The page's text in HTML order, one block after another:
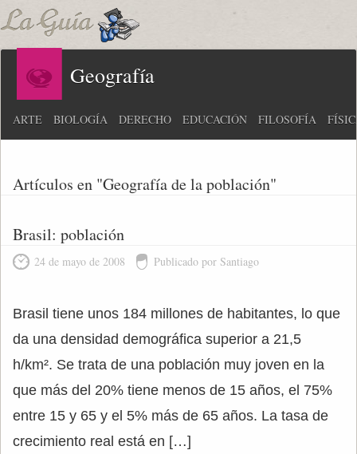
Geografía
ARTE BIOLOGÍA DERECHO EDUCACIÓN FILOSOFÍA
Artículos en "Geografía de la población"
Brasil: población
24 de mayo de 2008 Publicado por Santiago
Brasil tiene unos 184 millones de habitantes, lo que
da una densidad demográfica superior a 21,5
h/km². Se trata de una población muy joven en la
que más del 20% tiene menos de 15 años, el 75%
entre 15 y 65 y el 5% más de 65 años. La tasa de
crecimiento real está en […]